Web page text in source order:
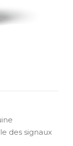
des signaux